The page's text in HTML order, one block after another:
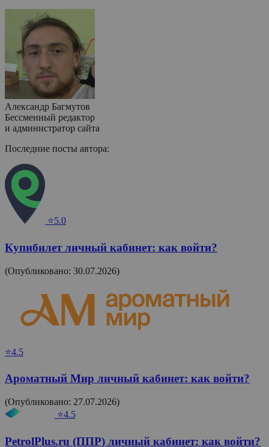
Александр Багмутов
Бессменный редактор
и администратор сайта
Последние посты автора:
⭐5.0
Купибилет личный кабинет: как войти?
(Опубликовано: 30.07.2026)
⭐4.5
Ароматный Мир личный кабинет: как войти?
(Опубликовано: 27.07.2026)
⭐4.5
PetrolPlus.ru (ППР) личный кабинет: как войти?